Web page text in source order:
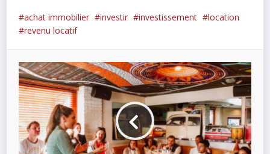
achat immobilier investir investissement
location
revenu locatif